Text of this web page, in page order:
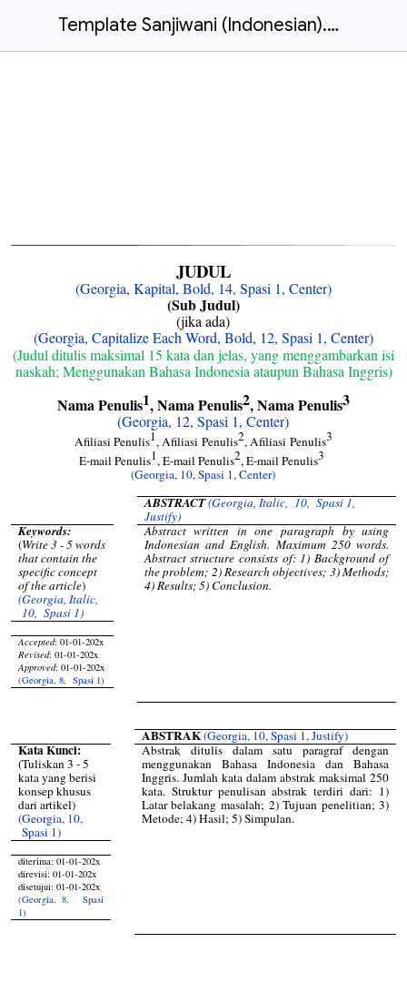
Template Sanjiwani (Indonesian).docx
JUDUL
(Georgia, Kapital, Bold, 14, Spasi 1, Center)
(Sub Judul)
(jika ada)
(Georgia, Capitalize Each Word, Bold, 12, Spasi 1, Center)
(Judul ditulis maksimal 15 kata dan jelas, yang menggambarkan isi
naskah; Menggunakan Bahasa Indonesia ataupun Bahasa Inggris)
Nama Penulis1, Nama Penulis2, Nama Penulis3
(Georgia, 12, Spasi 1, Center)
Afiliasi Penulis1,Afiliasi Penulis2,Afiliasi Penulis3
E-mail Penulis1, E-mail Penulis2, E-mail Penulis3
(Georgia, 10, Spasi 1, Center)
ABSTRACT(Georgia, Italic, 10, Spasi 1,
Justify)
Keywords:
(Write 3 - 5 words
that contain the
specific concept
of the article)
(Georgia, Italic,
10, Spasi 1)
Abstract written in one paragraph by using
Indonesian and English. Maximum 250 words.
Abstract structure consists of: 1) Background of
the problem; 2) Research objectives; 3) Methods;
4) Results; 5) Conclusion.
Accepted: 01-01-202x
Revised: 01-01-202x
Approved: 01-01-202x
(Georgia, 8, Spasi 1)
ABSTRAK(Georgia, 10, Spasi 1, Justify)
Kata Kunci:
(Tuliskan 3 - 5
kata yang berisi
konsep khusus
dari artikel)
(Georgia, 10,
Spasi 1)
Abstrak ditulis dalam satu paragraf dengan
menggunakan Bahasa Indonesia dan Bahasa
Inggris. Jumlah kata dalam abstrak maksimal 250
kata. Struktur penulisan abstrak terdiri dari: 1)
Latar belakang masalah; 2) Tujuan penelitian; 3)
Metode; 4) Hasil; 5) Simpulan.
diterima: 01-01-202x
direvisi: 01-01-202x
disetujui: 01-01-202x
(Georgia, 8, Spasi
1)